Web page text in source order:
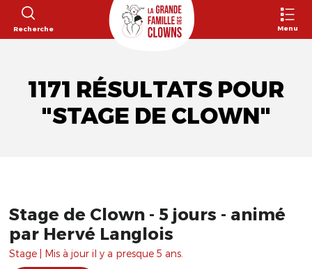
Recherche Menu
1171 RÉSULTATS POUR
"STAGE DE CLOWN"
Stage de Clown - 5 jours - animé
par Hervé Langlois
Stage | Mis à jour il y a presque 5 ans.